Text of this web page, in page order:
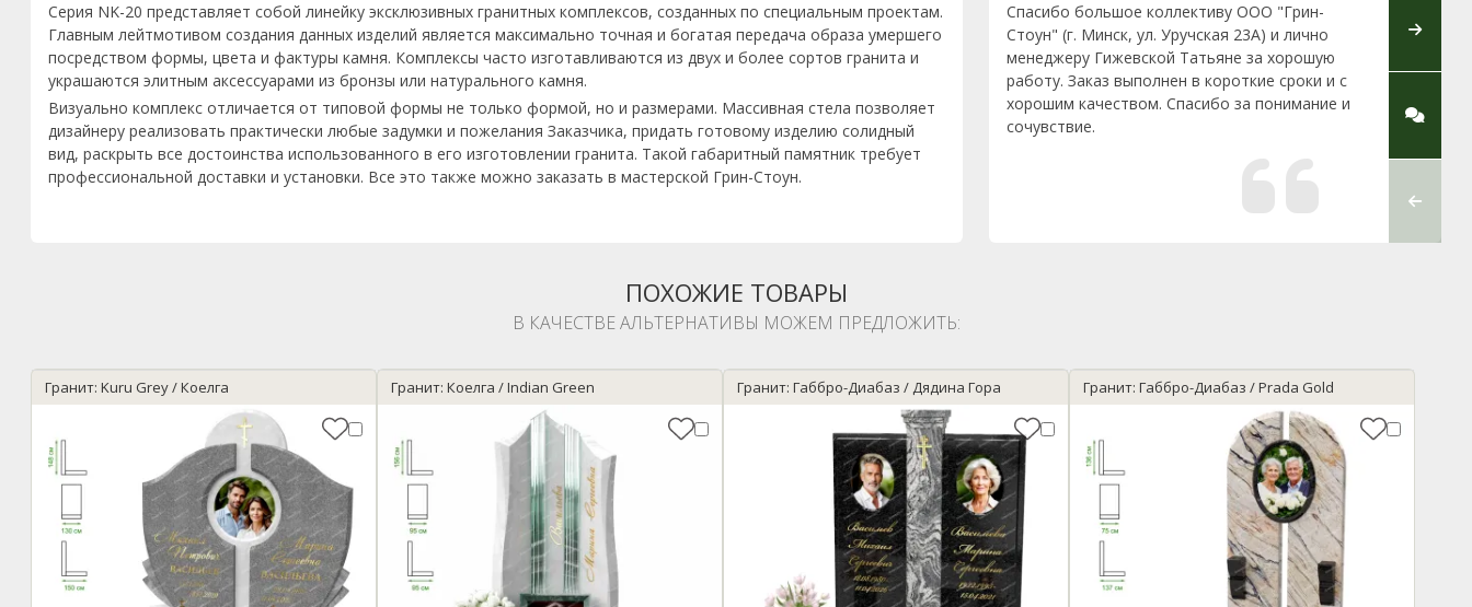
Серия NK-20 представляет собой линейку эксклюзивных гранитных комплексов, созданных по специальным проектам.
Главным лейтмотивом создания данных изделий является максимально точная и богатая передача образа умершего
посредством формы, цвета и фактуры камня. Комплексы часто изготавливаются из двух и более сортов гранита и
украшаются элитным аксессуарами из бронзы или натурального камня.
Визуально комплекс отличается от типовой формы не только формой, но и размерами. Массивная стела позволяет
дизайнеру реализовать практически любые задумки и пожелания Заказчика, придать готовому изделию солидный
вид, раскрыть все достоинства использованного в его изготовлении гранита. Такой габаритный памятник требует
профессиональной доставки и установки. Все это также можно заказать в мастерской Грин-Стоун.
Спасибо большое коллективу ООО "Грин-
Стоун" (г. Минск, ул. Уручская 23А) и лично
менеджеру Гижевской Татьяне за хорошую
работу. Заказ выполнен в короткие сроки и с
хорошим качеством. Спасибо за понимание и
сочувствие.
Green-
умение
ПОХОЖИЕ ТОВАРЫ
В КАЧЕСТВЕ АЛЬТЕРНАТИВЫ МОЖЕМ ПРЕДЛОЖИТЬ:
Гранит: Kuru Grey / Коелга Гранит: Коелга / Indian Green Гранит: Габбро-Диабаз / Дядина Гора Гранит: Габбро-Диабаз / Prada Gold